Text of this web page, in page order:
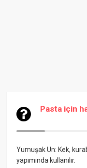
Pasta için
Yumuşak Un: Kek,
yapımında kullanılır.